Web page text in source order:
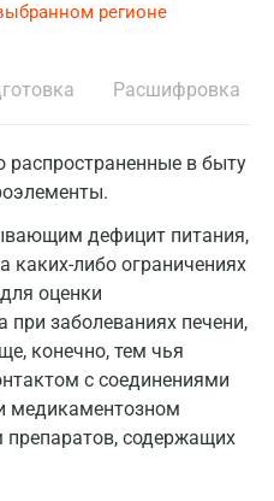
регионе
Расшифровка
в быту
дефицит питания,
каких-либо ограничениях
оценки
при заболеваниях печени,
конечно, тем чья
с соединениями
медикаментозном
препаратов, содержащих